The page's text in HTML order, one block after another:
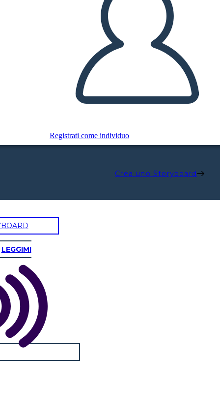
Registrati come individuo
Crea uno Storyboard
LEGGIMI